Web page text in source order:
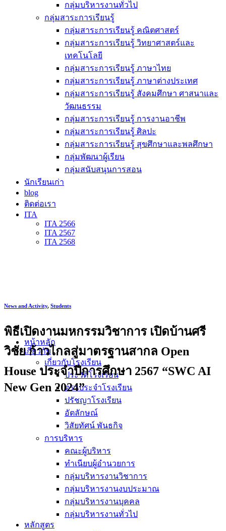
กลุ่มบริหารงานทั่วไป
กลุ่มสาระการเรียนรู้
กลุ่มสาระการเรียนรู้ คณิตศาสตร์
กลุ่มสาระการเรียนรู้ วิทยาศาสตร์และ
เทคโนโลยี
กลุ่มสาระการเรียนรู้ ภาษาไทย
กลุ่มสาระการเรียนรู้ ภาษาต่างประเทศ
กลุ่มสาระการเรียนรู้ สังคมศึกษา ศาสนาและ
วัฒนธรรม
กลุ่มสาระการเรียนรู้ การงานอาชีพ
กลุ่มสาระการเรียนรู้ ศิลปะ
กลุ่มสาระการเรียนรู้ สุขศึกษาและพลศึกษา
กลุ่มพัฒนาผู้เรียน
กลุ่มสนับสนุนการสอน
นักเรียนเก่า
blog
ติดต่อเรา
ITA
ITA 2566
ITA 2567
ITA 2568
หน้าหลัก
เกี่ยวกับ
เกี่ยวกับโรงเรียน
ประวัติโรงเรียน
ตราประจำโรงเรียน
ปรัชญาโรงเรียน
อัตลักษณ์
วิสัยทัศน์ พันธกิจ
การบริหาร
คณะผู้บริหาร
ทำเนียบผู้อำนวยการ
กลุ่มบริหารงานวิชาการ
กลุ่มบริหารงานงบประมาณ
กลุ่มบริหารงานบุคคล
กลุ่มบริหารงานทั่วไป
หลักสูตร
News and Activity, Students
พิธีเปิดงานมหกรรมวิชาการ เปิดบ้านศรี
วิชัย ก้าวไกลสู่มาตรฐานสากล Open
House ประจำปีการศึกษา 2567 “SWC AI
New Gen 2024”